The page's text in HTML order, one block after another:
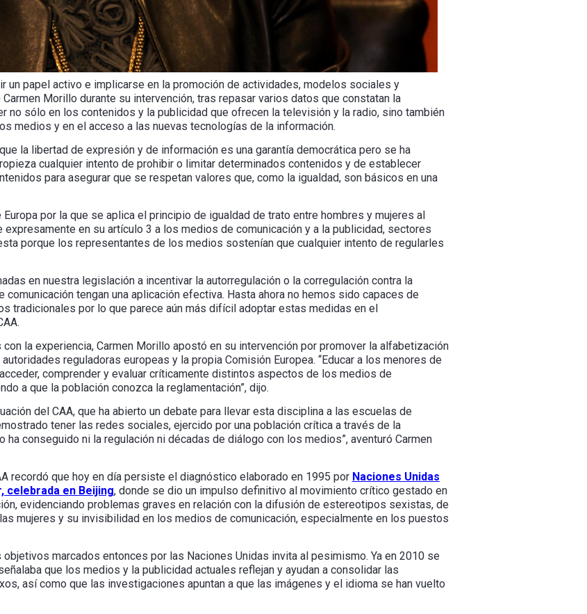
un papel activo e implicarse en la promoción de actividades, modelos sociales y
Morillo durante su intervención, tras repasar varios datos que constatan la
no sólo en los contenidos y la publicidad que ofrecen la televisión y la radio, sino también
medios y en el acceso a las nuevas tecnologías de la información.
la libertad de expresión y de información es una garantía democrática pero se ha
cualquier intento de prohibir o limitar determinados contenidos y de establecer
para asegurar que se respetan valores que, como la igualdad, son básicos en una
por la que se aplica el principio de igualdad de trato entre hombres y mujeres al
en su artículo 3 a los medios de comunicación y a la publicidad, sectores
porque los representantes de los medios sostenían que cualquier intento de regularles
en nuestra legislación a incentivar la autorregulación o la corregulación contra la
tengan una aplicación efectiva. Hasta ahora no hemos sido capaces de
tradicionales por lo que parece aún más difícil adoptar estas medidas en el
la experiencia, Carmen Morillo apostó en su intervención por promover la alfabetización
reguladoras europeas y la propia Comisión Europea. “Educar a los menores de
comprender y evaluar críticamente distintos aspectos de los medios de
a que la población conozca la reglamentación”, dijo.
del CAA, que ha abierto un debate para llevar esta disciplina a las escuelas de
tener las redes sociales, ejercido por una población crítica a través de la
conseguido ni la regulación ni décadas de diálogo con los medios”, aventuró Carmen
recordó que hoy en día persiste el diagnóstico elaborado en 1995 por Naciones Unidas
celebrada en Beijing, donde se dio un impulso definitivo al movimiento crítico gestado en
evidenciando problemas graves en relación con la difusión de estereotipos sexistas, de
mujeres y su invisibilidad en los medios de comunicación, especialmente en los puestos
marcados entonces por las Naciones Unidas invita al pesimismo. Ya en 2010 se
que los medios y la publicidad actuales reflejan y ayudan a consolidar las
así como que las investigaciones apuntan a que las imágenes y el idioma se han vuelto